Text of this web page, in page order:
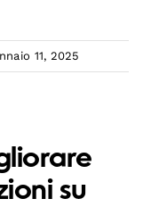
11, 2025
su